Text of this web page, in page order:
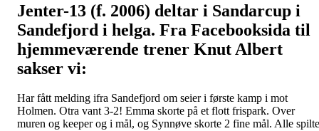
Jenter-13 (f. 2006) deltar i Sandarcup i
Sandefjord i helga. Fra Facebooksida til
hjemmeværende trener Knut Albert
sakser vi:
Har fått melding ifra Sandefjord om seier i første kamp i mot
Holmen. Otra vant 3-2! Emma skorte på et flott frispark. Over
muren og keeper og i mål, og Synnøve skorte 2 fine mål. Alle spilte